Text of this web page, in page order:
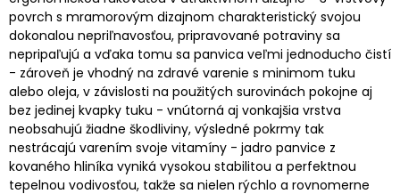
povrch s mramorovým dizajnom charakteristický svojou
dokonalou nepriľnavosťou, pripravované potraviny sa
nepripaľujú a vďaka tomu sa panvica veľmi jednoducho čistí
- zároveň je vhodný na zdravé varenie s minimom tuku
alebo oleja, v závislosti na použitých surovinách pokojne aj
bez jedinej kvapky tuku - vnútorná aj vonkajšia vrstva
neobsahujú žiadne škodliviny, výsledné pokrmy tak
nestrácajú varením svoje vitamíny - jadro panvice z
kovaného hliníka vyniká vysokou stabilitou a perfektnou
tepelnou vodivosťou, takže sa nielen rýchlo a rovnomerne